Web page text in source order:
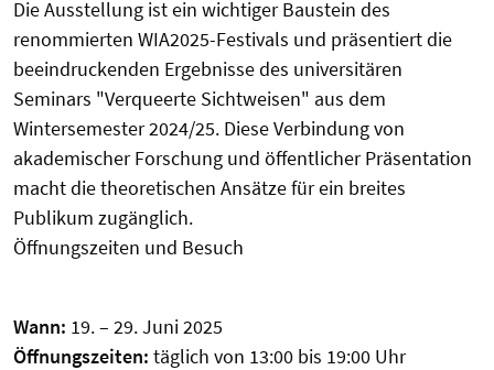
Die Ausstellung ist ein wichtiger Baustein des
renommierten WIA2025-Festivals und präsentiert die
beeindruckenden Ergebnisse des universitären
Seminars "Verqueerte Sichtweisen" aus dem
Wintersemester 2024/25. Diese Verbindung von
akademischer Forschung und öffentlicher Präsentation
macht die theoretischen Ansätze für ein breites
Publikum zugänglich.
Öffnungszeiten und Besuch
Wann: 19. – 29. Juni 2025
Öffnungszeiten: täglich von 13:00 bis 19:00 Uhr